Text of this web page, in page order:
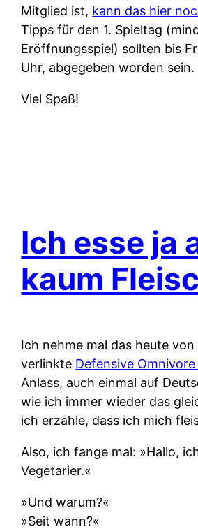
Mitglied ist, kann das hier
Tipps für den 1. Spieltag
Eröffnungsspiel) sollten bis
Uhr, abgegeben worden sein.
Viel Spaß!
Ich esse ja
kaum
Ich nehme mal das heute von
verlinkte Defensive
Anlass, auch einmal auf
wie ich immer wieder das
ich erzähle, dass ich mich
Also, ich fange mal: »Hallo,
Vegetarier.«
»Und warum?«
»Seit wann?«